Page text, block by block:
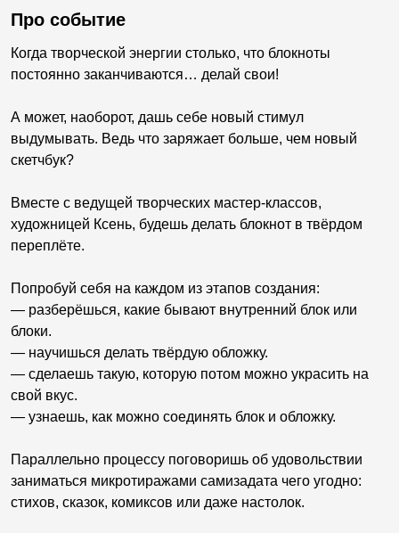
Про событие
Когда творческой энергии столько, что блокноты
постоянно заканчиваются… делай свои!
А может, наоборот, дашь себе новый стимул
выдумывать. Ведь что заряжает больше, чем новый
скетчбук?
Вместе с ведущей творческих мастер-классов,
художницей Ксень, будешь делать блокнот в твёрдом
переплёте.
Попробуй себя на каждом из этапов создания:
— разберёшься, какие бывают внутренний блок или
блоки.
— научишься делать твёрдую обложку.
— сделаешь такую, которую потом можно украсить на
свой вкус.
— узнаешь, как можно соединять блок и обложку.
Параллельно процессу поговоришь об удовольствии
заниматься микротиражами самизадата чего угодно:
стихов, сказок, комиксов или даже настолок.